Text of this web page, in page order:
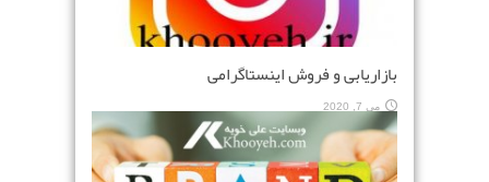
بازاریابی و فروش اینستاگرامی
می 7, 2020